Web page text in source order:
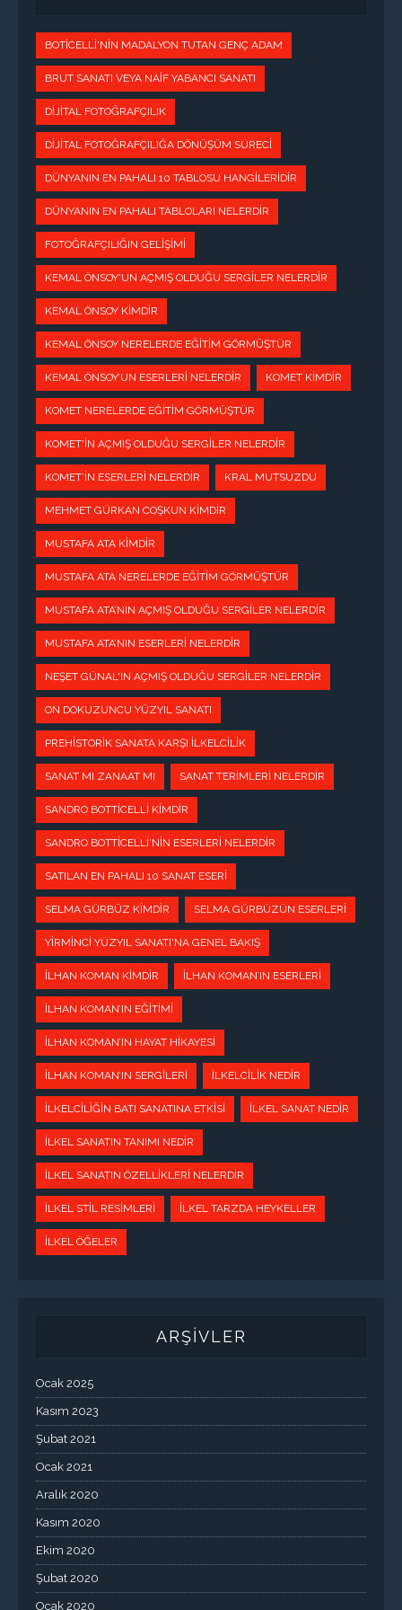
BOTICELLI'NIN MADALYON TUTAN GENÇ ADAM
BRUT SANATI VEYA NAIF YABANCI SANATI
DIJITAL FOTOĞRAFÇILIK
DIJITAL FOTOĞRAFÇILIĞA DÖNÜŞÜM SÜRECI
DÜNYANIN EN PAHALI 10 TABLOSU HANGILERIDIR
DÜNYANIN EN PAHALI TABLOLARI NELERDIR
FOTOĞRAFÇILIĞIN GELIŞIMI
KEMAL ÖNSOY'UN AÇMIŞ OLDUĞU SERGILER NELERDIR
KEMAL ÖNSOY KIMDIR
KEMAL ÖNSOY NERELERDE EĞITIM GÖRMÜŞTÜR
KEMAL ÖNSOY’UN ESERLERI NELERDIR KOMET KIMDIR
KOMET NERELERDE EĞITIM GÖRMÜŞTÜR
KOMET’IN AÇMIŞ OLDUĞU SERGILER NELERDIR
KOMET’IN ESERLERI NELERDIR KRAL MUTSUZDU
MEHMET GÜRKAN COŞKUN KIMDIR
MUSTAFA ATA KIMDIR
MUSTAFA ATA NERELERDE EĞITIM GÖRMÜŞTÜR
MUSTAFA ATA’NIN AÇMIŞ OLDUĞU SERGILER NELERDIR
MUSTAFA ATA’NIN ESERLERI NELERDIR
NEŞET GÜNAL'IN AÇMIŞ OLDUĞU SERGILER NELERDIR
ON DOKUZUNCU YÜZYIL SANATI
PREHISTORIK SANATA KARŞI İLKELCILIK
SANAT MI ZANAAT MI SANAT TERIMLERI NELERDIR
SANDRO BOTTICELLI KIMDIR
SANDRO BOTTICELLI’NIN ESERLERI NELERDIR
SATILAN EN PAHALI 10 SANAT ESERI
SELMA GÜRBÜZ KIMDIR SELMA GÜRBÜZÜN ESERLERI
YIRMINCI YÜZYIL SANATI'NA GENEL BAKIŞ
İLHAN KOMAN KIMDIR İLHAN KOMAN’IN ESERLERI
İLHAN KOMAN’IN EĞITIMI
İLHAN KOMAN’IN HAYAT HIKAYESI
İLHAN KOMAN’IN SERGILERI İLKELCILIK NEDIR
İLKELCILIĞIN BATI SANATINA ETKISI İLKEL SANAT NEDIR
İLKEL SANATIN TANIMI NEDIR
İLKEL SANATIN ÖZELLIKLERI NELERDIR
İLKEL STIL RESIMLERI İLKEL TARZDA HEYKELLER
İLKEL ÖĞELER
ARŞİVLER
Ocak 2025
Kasım 2023
Şubat 2021
Ocak 2021
Aralık 2020
Kasım 2020
Ekim 2020
Şubat 2020
Ocak 2020